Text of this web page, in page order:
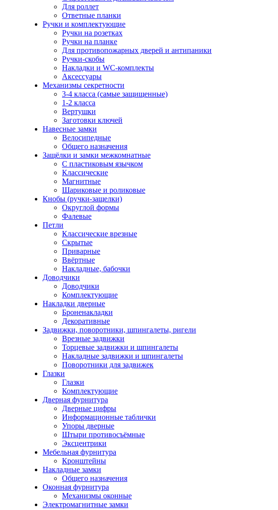
Для роллет
Ответные планки
Ручки и комплектующие
Ручки на розетках
Ручки на планке
Для противопожарных дверей и антипаники
Ручки-скобы
Накладки и WC-комплекты
Аксессуары
Механизмы секретности
3-4 класса (самые защищенные)
1-2 класса
Вертушки
Заготовки ключей
Навесные замки
Велосипедные
Общего назначения
Защёлки и замки межкомнатные
С пластиковым язычком
Классические
Магнитные
Шариковые и роликовые
Кнобы (ручки-защелки)
Округлой формы
Фалевые
Петли
Классические врезные
Скрытые
Приварные
Ввёртные
Накладные, бабочки
Доводчики
Доводчики
Комплектующие
Накладки дверные
Броненакладки
Декоративные
Задвижки, поворотники, шпингалеты, ригели
Врезные задвижки
Торцевые задвижки и шпингалеты
Накладные задвижки и шпингалеты
Поворотники для задвижек
Глазки
Глазки
Комплектующие
Дверная фурнитура
Дверные цифры
Информационные таблички
Упоры дверные
Штыри противосъёмные
Эксцентрики
Мебельная фурнитура
Кронштейны
Накладные замки
Общего назначения
Оконная фурнитура
Механизмы оконные
Электромагнитные замки